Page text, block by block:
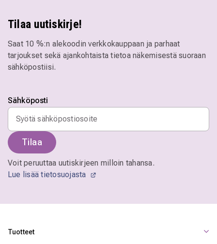
Tilaa uutiskirje!
Saat 10 %:n alekoodin verkkokauppaan ja parhaat
tarjoukset sekä ajankohtaista tietoa näkemisestä suoraan
sähköpostiisi.
Sähköposti
Tilaa
Voit peruuttaa uutiskirjeen milloin tahansa.
Lue lisää tietosuojasta
Tuotteet